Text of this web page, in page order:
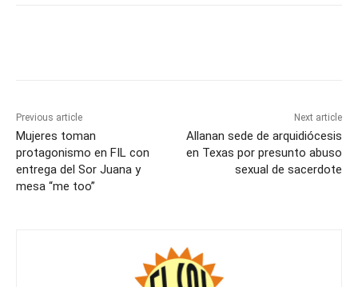
Previous article
Mujeres toman
protagonismo en FIL con
entrega del Sor Juana y
mesa “me too”
Next article
Allanan sede de arquidiócesis
en Texas por presunto abuso
sexual de sacerdote